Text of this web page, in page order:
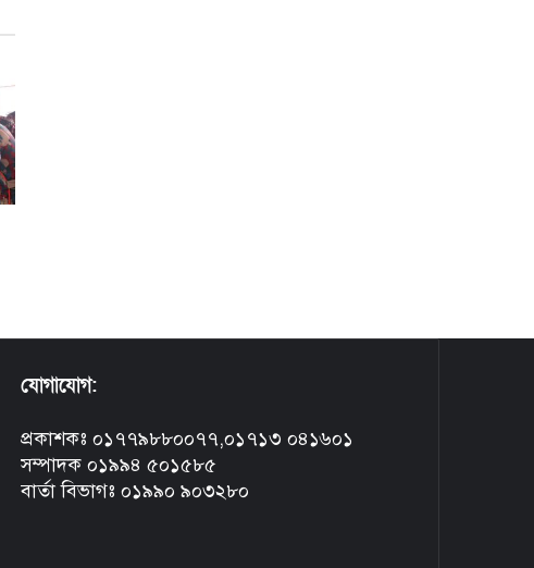
যোগাযোগ:
প্রকাশকঃ ০১৭৭৯৮৮০০৭৭,০১৭১৩ ০৪১৬০১
সম্পাদক ০১৯৯৪ ৫০১৫৮৫
বার্তা বিভাগঃ ০১৯৯০ ৯০৩২৮০